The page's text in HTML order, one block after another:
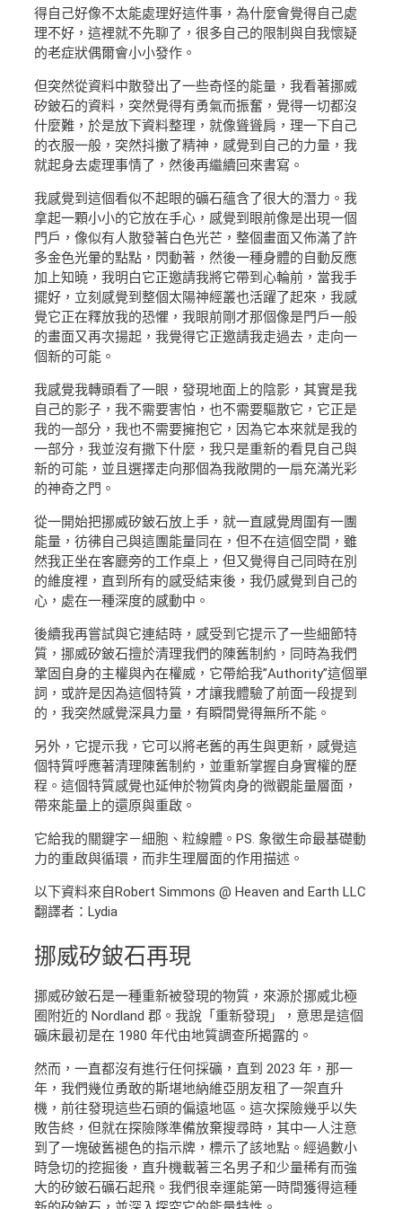
得自己好像不太能處理好這件事，為什麼會覺得自己處
理不好，這裡就不先聊了，很多自己的限制與自我懷疑
的老症狀偶爾會小小發作。
但突然從資料中散發出了一些奇怪的能量，我看著挪威
矽鈹石的資料，突然覺得有勇氣而振奮，覺得一切都沒
什麼難，於是放下資料整理，就像聳聳肩，理一下自己
的衣服一般，突然抖擻了精神，感覺到自己的力量，我
就起身去處理事情了，然後再繼續回來書寫。
我感覺到這個看似不起眼的礦石蘊含了很大的潛力。我
拿起一顆小小的它放在手心，感覺到眼前像是出現一個
門戶，像似有人散發著白色光芒，整個畫面又佈滿了許
多金色光暈的點點，閃動著，然後一種身體的自動反應
加上知曉，我明白它正邀請我將它帶到心輪前，當我手
擺好，立刻感覺到整個太陽神經叢也活躍了起來，我感
覺它正在釋放我的恐懼，我眼前剛才那個像是門戶一般
的畫面又再次揚起，我覺得它正邀請我走過去，走向一
個新的可能。
我感覺我轉頭看了一眼，發現地面上的陰影，其實是我
自己的影子，我不需要害怕，也不需要驅散它，它正是
我的一部分，我也不需要擁抱它，因為它本來就是我的
一部分，我並沒有撒下什麼，我只是重新的看見自己與
新的可能，並且選擇走向那個為我敞開的一扇充滿光彩
的神奇之門。
從一開始把挪威矽鈹石放上手，就一直感覺周圍有一團
能量，彷彿自己與這團能量同在，但不在這個空間，雖
然我正坐在客廳旁的工作桌上，但又覺得自己同時在別
的維度裡，直到所有的感受結束後，我仍感覺到自己的
心，處在一種深度的感動中。
後續我再嘗試與它連結時，感受到它提示了一些細節特
質，挪威矽鈹石擅於清理我們的陳舊制約，同時為我們
鞏固自身的主權與內在權威，它帶給我”Authority”這個單
詞，或許是因為這個特質，才讓我體驗了前面一段提到
的，我突然感覺深具力量，有瞬間覺得無所不能。
另外，它提示我，它可以將老舊的再生與更新，感覺這
個特質呼應著清理陳舊制約，並重新掌握自身實權的歷
程。這個特質感覺也延伸於物質肉身的微觀能量層面，
帶來能量上的還原與重啟。
它給我的關鍵字－細胞、粒線體。PS. 象徵生命最基礎動
力的重啟與循環，而非生理層面的作用描述。
以下資料來自Robert Simmons @ Heaven and Earth LLC
翻譯者：Lydia
挪威矽鈹石再現
挪威矽鈹石是一種重新被發現的物質，來源於挪威北極
圈附近的 Nordland 郡。我說「重新發現」，意思是這個
礦床最初是在 1980 年代由地質調查所揭露的。
然而，一直都沒有進行任何採礦，直到 2023 年，那一
年，我們幾位勇敢的斯堪地納維亞朋友租了一架直升
機，前往發現這些石頭的偏遠地區。這次探險幾乎以失
敗告終，但就在探險隊準備放棄搜尋時，其中一人注意
到了一塊破舊褪色的指示牌，標示了該地點。經過數小
時急切的挖掘後，直升機載著三名男子和少量稀有而強
大的矽鈹石礦石起飛。我們很幸運能第一時間獲得這種